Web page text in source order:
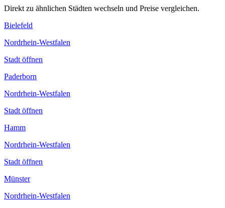
Direkt zu ähnlichen Städten wechseln und Preise vergleichen.
Bielefeld
Nordrhein-Westfalen
Stadt öffnen
Paderborn
Nordrhein-Westfalen
Stadt öffnen
Hamm
Nordrhein-Westfalen
Stadt öffnen
Münster
Nordrhein-Westfalen